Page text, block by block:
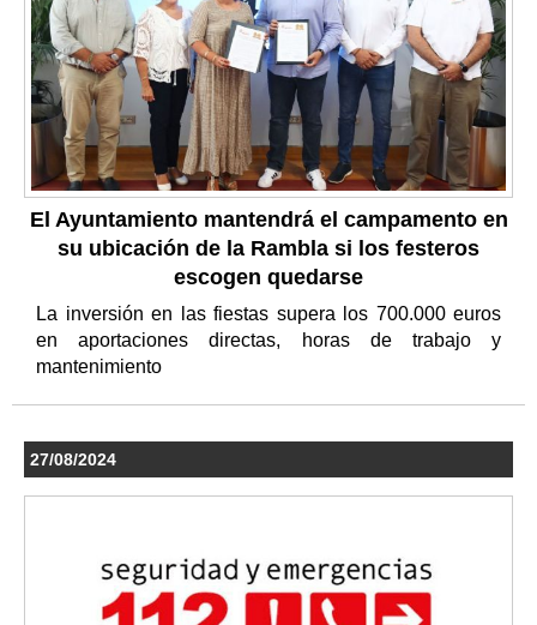
El Ayuntamiento mantendrá el campamento en
su ubicación de la Rambla si los festeros
escogen quedarse
La inversión en las fiestas supera los 700.000 euros
en aportaciones directas, horas de trabajo y
mantenimiento
27/08/2024